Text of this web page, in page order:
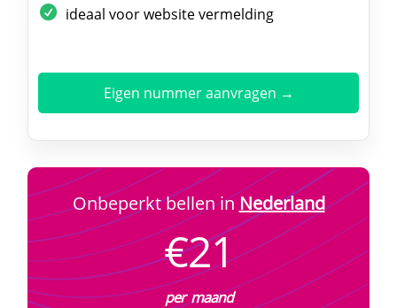
ideaal voor website vermelding
Eigen nummer aanvragen →
Onbeperkt bellen inNederland
€21
per maand